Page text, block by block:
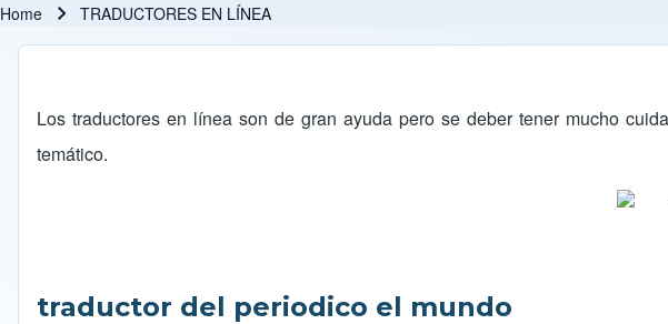
Breadcrumb
Home TRADUCTORES EN LÍNEA
Los traductores en línea son de gran ayuda pero se deber tener mucho
temático.
traductor del periodico el mundo